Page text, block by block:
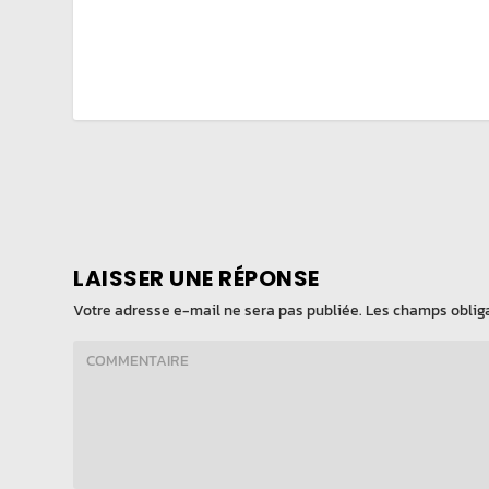
LAISSER UNE RÉPONSE
Votre adresse e-mail ne sera pas publiée. Les champs